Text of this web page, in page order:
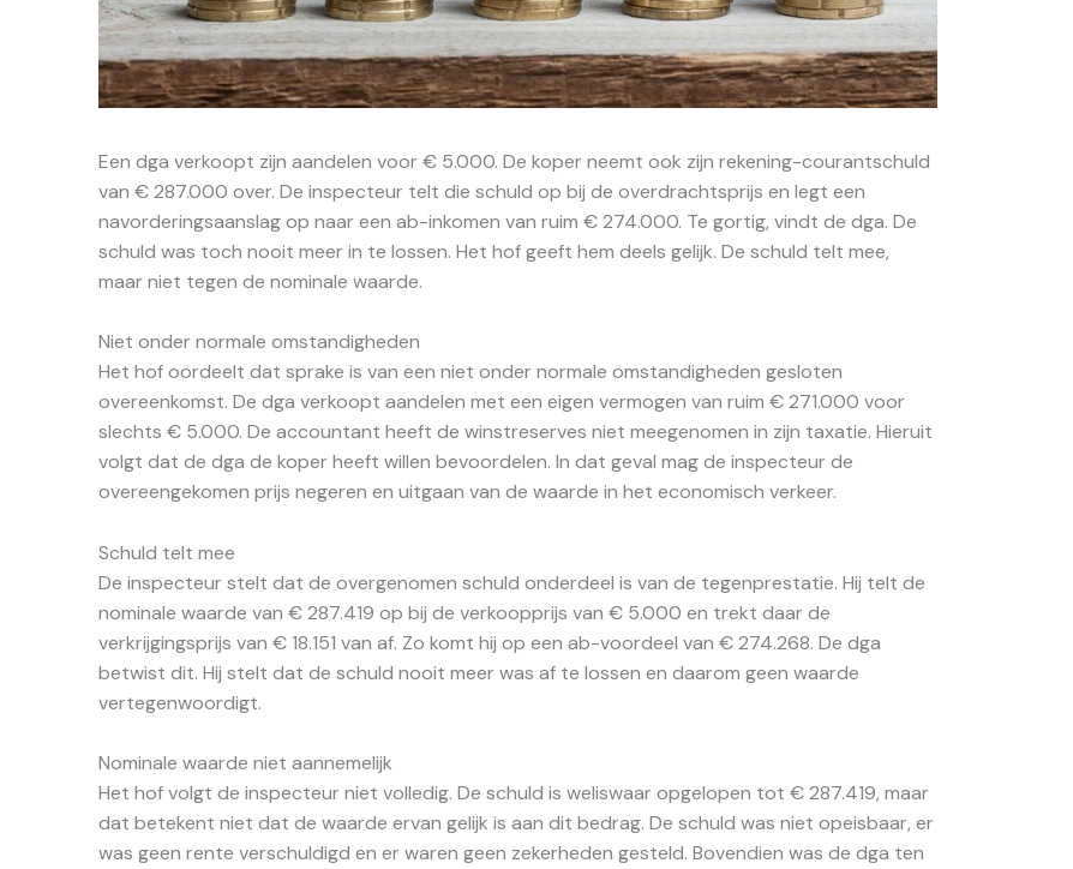
Een dga verkoopt zijn aandelen voor € 5.000. De koper neemt ook zijn rekening-courantschuld
van € 287.000 over. De inspecteur telt die schuld op bij de overdrachtsprijs en legt een
navorderingsaanslag op naar een ab-inkomen van ruim € 274.000. Te gortig, vindt de dga. De
schuld was toch nooit meer in te lossen. Het hof geeft hem deels gelijk. De schuld telt mee,
maar niet tegen de nominale waarde.
Niet onder normale omstandigheden
Het hof oordeelt dat sprake is van een niet onder normale omstandigheden gesloten
overeenkomst. De dga verkoopt aandelen met een eigen vermogen van ruim € 271.000 voor
slechts € 5.000. De accountant heeft de winstreserves niet meegenomen in zijn taxatie. Hieruit
volgt dat de dga de koper heeft willen bevoordelen. In dat geval mag de inspecteur de
overeengekomen prijs negeren en uitgaan van de waarde in het economisch verkeer.
Schuld telt mee
De inspecteur stelt dat de overgenomen schuld onderdeel is van de tegenprestatie. Hij telt de
nominale waarde van € 287.419 op bij de verkoopprijs van € 5.000 en trekt daar de
verkrijgingsprijs van € 18.151 van af. Zo komt hij op een ab-voordeel van € 274.268. De dga
betwist dit. Hij stelt dat de schuld nooit meer was af te lossen en daarom geen waarde
vertegenwoordigt.
Nominale waarde niet aannemelijk
Het hof volgt de inspecteur niet volledig. De schuld is weliswaar opgelopen tot € 287.419, maar
dat betekent niet dat de waarde ervan gelijk is aan dit bedrag. De schuld was niet opeisbaar, er
was geen rente verschuldigd en er waren geen zekerheden gesteld. Bovendien was de dga ten